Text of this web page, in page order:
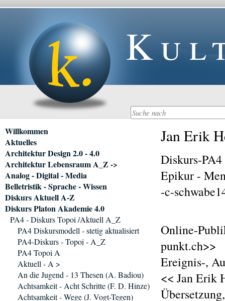
Jan Erik
Diskurs-PA4
Epikur -
-c-
Online-
punkt.ch>>
Ereignis-,
<< Jan Erik
Navigation
überspringen
Willkommen
Aktuelles
Architektur Design 2.0 - 4.0
Architektur Lebensraum A_Z ->
Analog - Digital - Media
Belletristik - Sprache - Wissen
Diskurs Aktuell A-Z
Diskurs Platon Akademie 4.0
PA4 - Diskurs Topoi /Aktuell A_Z
PA4 Diskursmodell - stetig aktualisiert
PA4-Diskurs - Topoi - A_Z
PA4 Topoi A
Aktuell - A >
An die Jugend - 13 Thesen (A. Badiou)
Achtsamkeit - Acht Schritte (F. D. Hinze)
Achtsamkeit - Wege (J. Vogt-Tegen)